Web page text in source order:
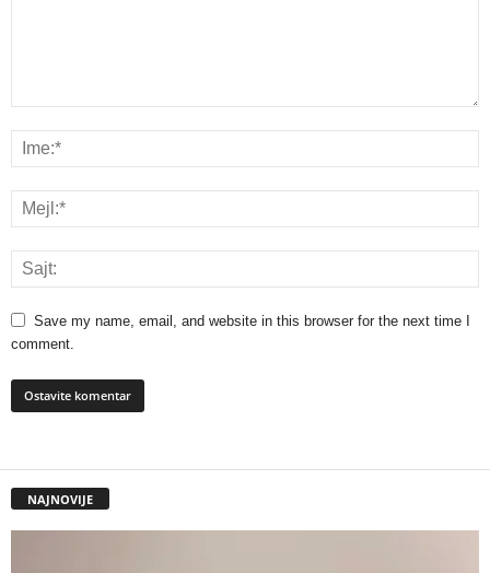
Save my name, email, and website in this browser for the next time I
comment.
NAJNOVIJE